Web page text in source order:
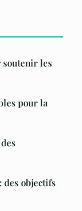
soutenir les
pour la
des objectifs